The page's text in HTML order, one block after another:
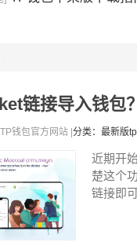
链接导入钱包
钱包官方网站 | 分类：最新版
近期开
楚这个
链接即